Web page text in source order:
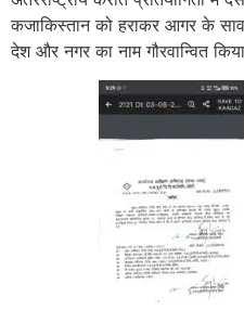
कजाकिस्तान को हराकर आगर के
देश और नगर का नाम गौरवान्वित